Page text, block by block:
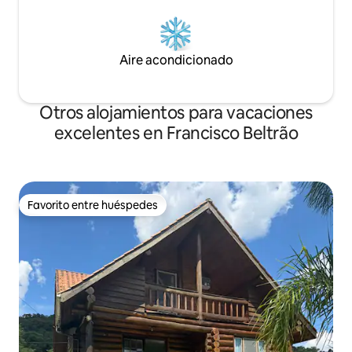
Aire acondicionado
Otros alojamientos para vacaciones
excelentes en Francisco Beltrão
Favorito entre huéspedes
Favorito entre huéspedes